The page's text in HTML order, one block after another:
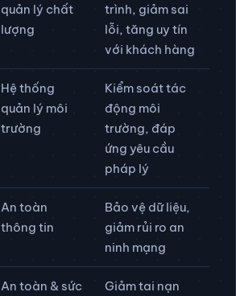
quản lý chất
lượng
trình, giảm sai
lỗi, tăng uy tín
với khách hàng
Hệ thống
quản lý môi
trường
Kiểm soát tác
động môi
trường, đáp
ứng yêu cầu
pháp lý
An toàn
thông tin
Bảo vệ dữ liệu,
giảm rủi ro an
ninh mạng
An toàn & sức
Giảm tai nạn